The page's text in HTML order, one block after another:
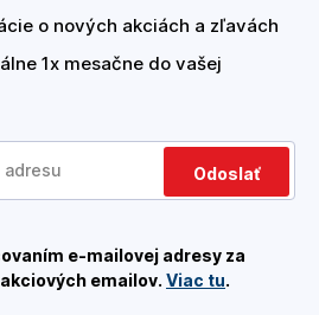
o nových akciách a zľavách
1x mesačne do vašej
Odoslať
e-mailovej adresy za
emailov. Viac tu.